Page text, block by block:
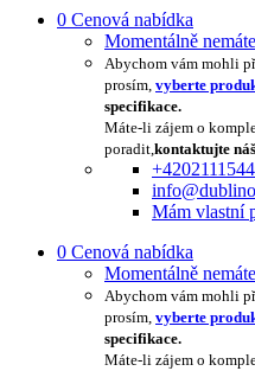
0 Cenová nabídka
Momentálně
Abychom vám mohli
prosím, vyberte
specifikace.
Máte-li zájem o
poradit,kontaktujte
Mám vlastní
0 Cenová nabídka
Momentálně
Abychom vám mohli
prosím, vyberte
specifikace.
Máte-li zájem o